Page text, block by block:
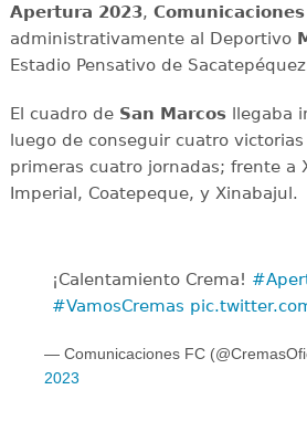
Apertura 2023, Comunicaciones
administrativamente al Deportivo
Estadio Pensativo de
El cuadro de San Marcosllegaba
luego de conseguir cuatro
primeras cuatro jornadas; frente a
Imperial, Coatepeque, y Xinabajul.
¡Calentamiento Crema!
#VamosCremas
— Comunicaciones FC
2023